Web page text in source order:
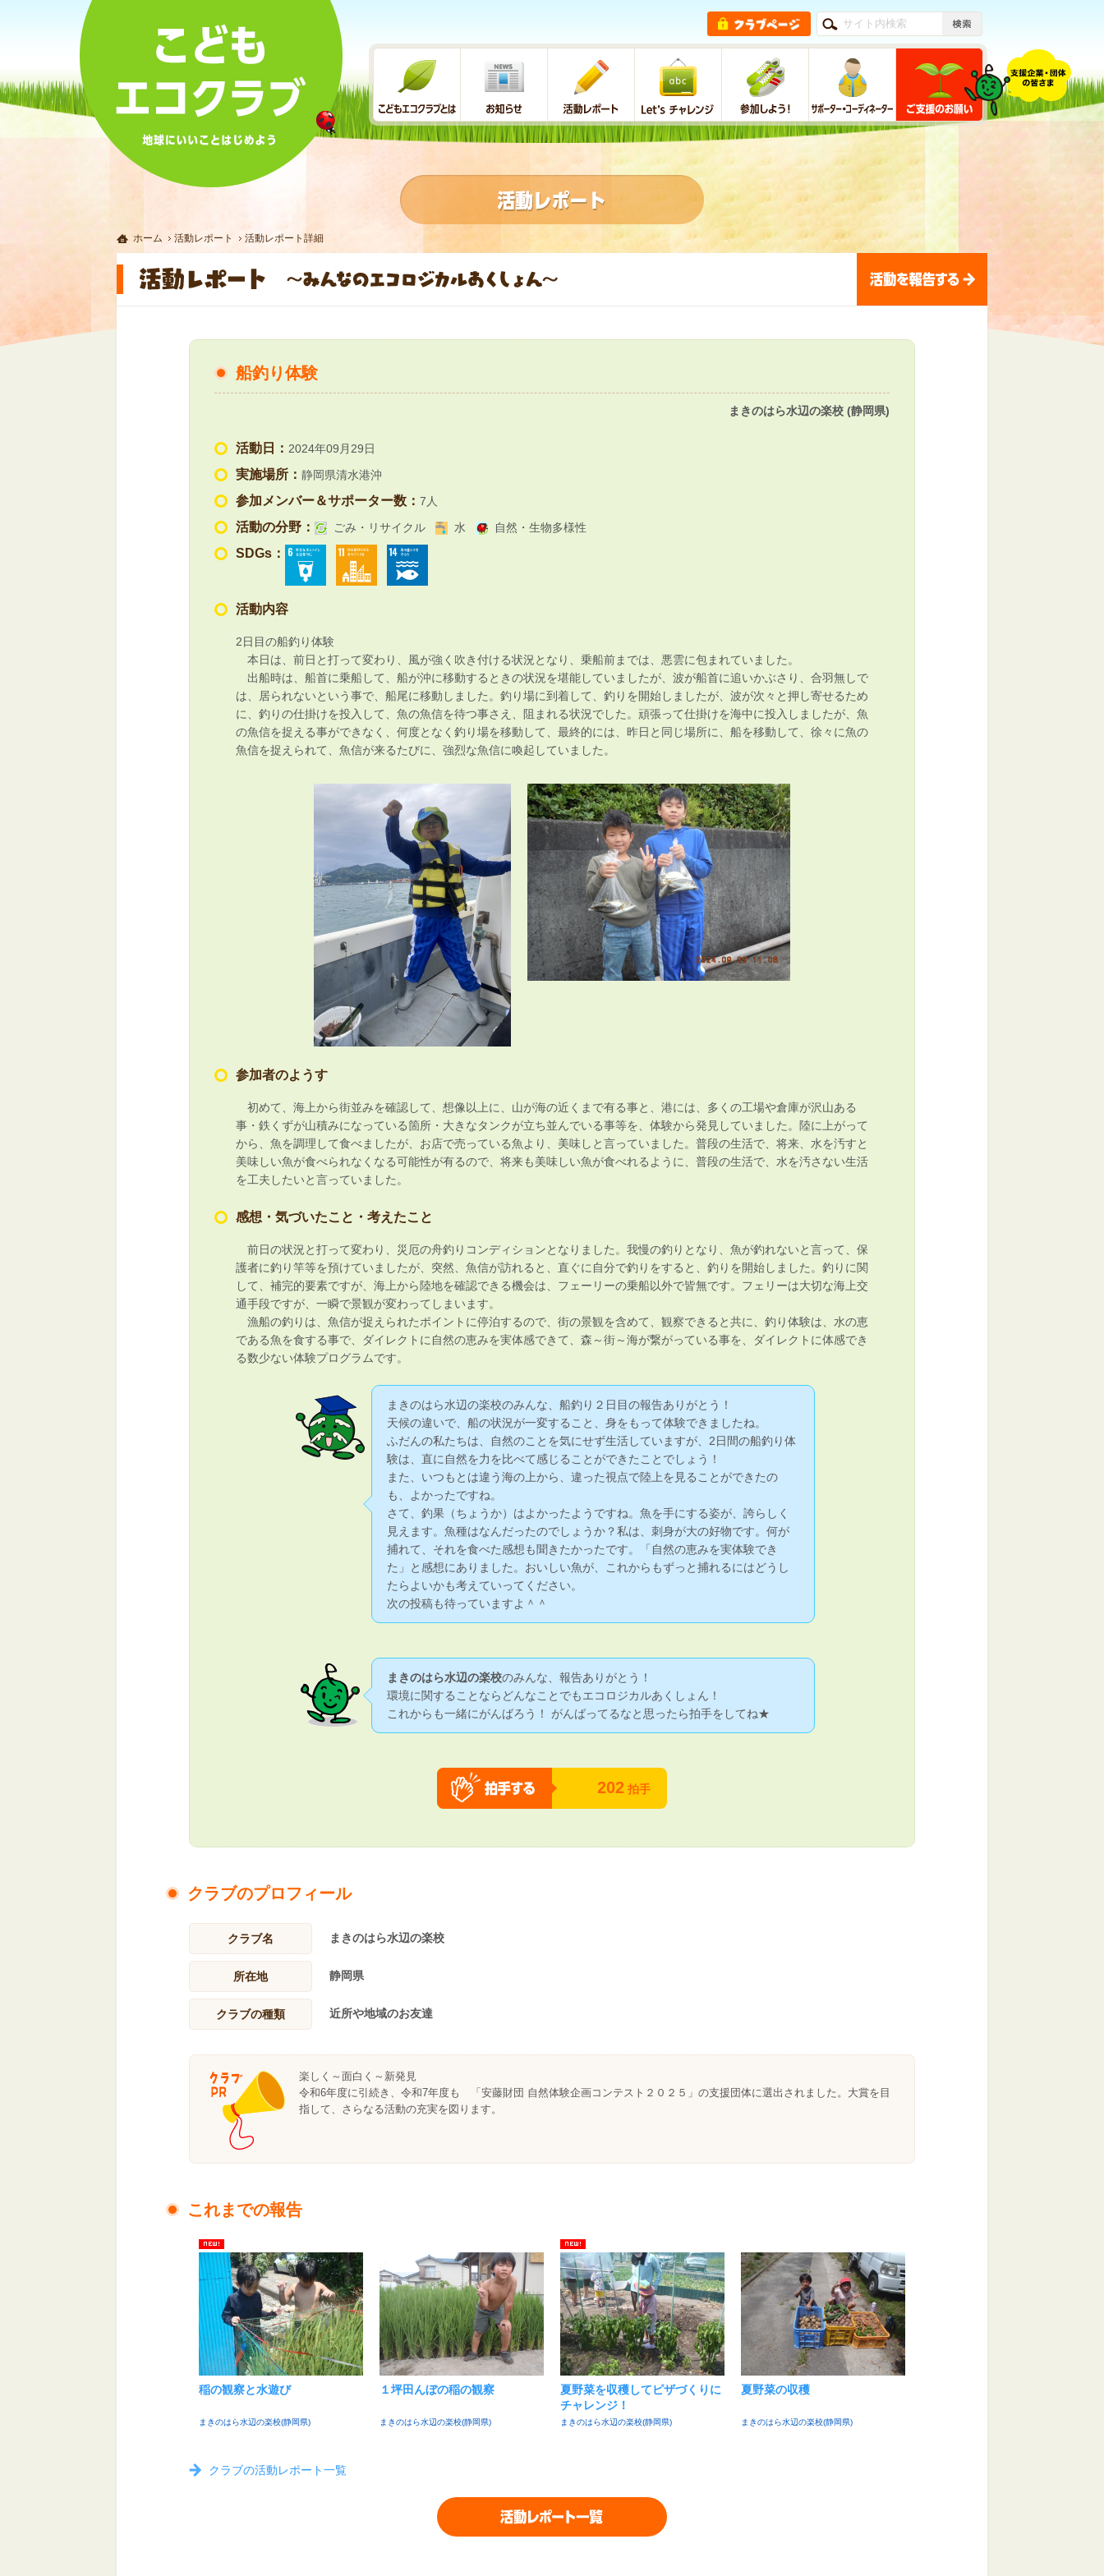
ホーム 活動レポート 活動レポート詳細
船釣り体験
まきのはら水辺の楽校 (静岡県)
活動日： 2024年09月29日
実施場所： 静岡県清水港沖
参加メンバー＆サポーター数： 7人
活動の分野： ごみ・リサイクル 水 自然・生物多様性
SDGs：
活動内容
2日目の船釣り体験
本日は、前日と打って変わり、風が強く吹き付ける状況となり、乗船前までは、悪雲に包まれていました。
出船時は、船首に乗船して、船が沖に移動するときの状況を堪能していましたが、波が船首に追いかぶさり、合羽無しで
は、居られないという事で、船尾に移動しました。釣り場に到着して、釣りを開始しましたが、波が次々と押し寄せるため
に、釣りの仕掛けを投入して、魚の魚信を待つ事さえ、阻まれる状況でした。頑張って仕掛けを海中に投入しましたが、魚
の魚信を捉える事ができなく、何度となく釣り場を移動して、最終的には、昨日と同じ場所に、船を移動して、徐々に魚の
魚信を捉えられて、魚信が来るたびに、強烈な魚信に喚起していました。
参加者のようす
初めて、海上から街並みを確認して、想像以上に、山が海の近くまで有る事と、港には、多くの工場や倉庫が沢山ある
事・鉄くずが山積みになっている箇所・大きなタンクが立ち並んでいる事等を、体験から発見していました。陸に上がって
から、魚を調理して食べましたが、お店で売っている魚より、美味しと言っていました。普段の生活で、将来、水を汚すと
美味しい魚が食べられなくなる可能性が有るので、将来も美味しい魚が食べれるように、普段の生活で、水を汚さない生活
を工夫したいと言っていました。
感想・気づいたこと・考えたこと
前日の状況と打って変わり、災厄の舟釣りコンディションとなりました。我慢の釣りとなり、魚が釣れないと言って、保
護者に釣り竿等を預けていましたが、突然、魚信が訪れると、直ぐに自分で釣りをすると、釣りを開始しました。釣りに関
して、補完的要素ですが、海上から陸地を確認できる機会は、フェーリーの乗船以外で皆無です。フェリーは大切な海上交
通手段ですが、一瞬で景観が変わってしまいます。
漁船の釣りは、魚信が捉えられたポイントに停泊するので、街の景観を含めて、観察できると共に、釣り体験は、水の恵
である魚を食する事で、ダイレクトに自然の恵みを実体感できて、森～街～海が繋がっている事を、ダイレクトに体感でき
る数少ない体験プログラムです。
まきのはら水辺の楽校のみんな、船釣り２日目の報告ありがとう！
天候の違いで、船の状況が一変すること、身をもって体験できましたね。
ふだんの私たちは、自然のことを気にせず生活していますが、2日間の船釣り体
験は、直に自然を力を比べて感じることができたことでしょう！
また、いつもとは違う海の上から、違った視点で陸上を見ることができたの
も、よかったですね。
さて、釣果（ちょうか）はよかったようですね。魚を手にする姿が、誇らしく
見えます。魚種はなんだったのでしょうか？私は、刺身が大の好物です。何が
捕れて、それを食べた感想も聞きたかったです。「自然の恵みを実体験でき
た」と感想にありました。おいしい魚が、これからもずっと捕れるにはどうし
たらよいかも考えていってください。
次の投稿も待っていますよ＾＾
まきのはら水辺の楽校のみんな、報告ありがとう！
環境に関することならどんなことでもエコロジカルあくしょん！
これからも一緒にがんばろう！ がんばってるなと思ったら拍手をしてね★
202 拍手
クラブのプロフィール
クラブ名 まきのはら水辺の楽校
所在地 静岡県
クラブの種類 近所や地域のお友達
楽しく～面白く～新発見
令和6年度に引続き、令和7年度も 「安藤財団 自然体験企画コンテスト２０２５」の支援団体に選出されました。大賞を目
指して、さらなる活動の充実を図ります。
これまでの報告
稲の観察と水遊び
まきのはら水辺の楽校(静岡県)
１坪田んぼの稲の観察
まきのはら水辺の楽校(静岡県)
夏野菜を収穫してピザづくりに
チャレンジ！
まきのはら水辺の楽校(静岡県)
夏野菜の収穫
まきのはら水辺の楽校(静岡県)
クラブの活動レポート一覧